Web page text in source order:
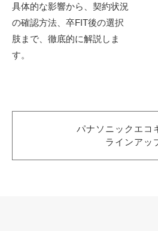
具体的な影響から、契約状況
の確認方法、卒FIT後の選択
肢まで、徹底的に解説しま
す。
パナソニックエコ
ラインアッ